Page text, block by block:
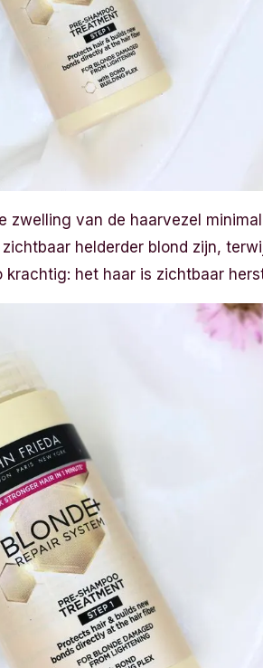
zwelling van de haarvezel
helderder blond zijn,
het haar is zichtbaar